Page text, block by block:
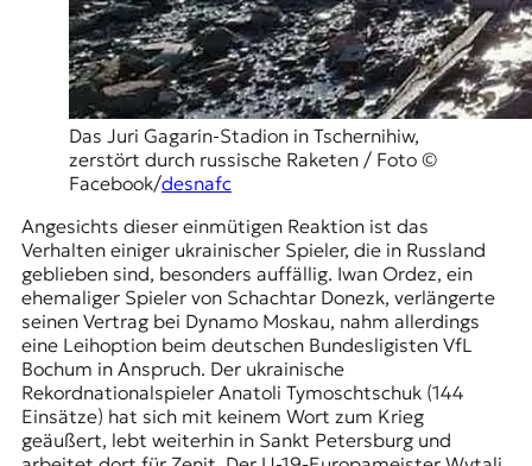
Das Juri Gagarin-Stadion in Tschernihiw,
zerstört durch russische Raketen / Foto ©
Facebook/desnafc
Angesichts dieser einmütigen Reaktion ist das
Verhalten einiger ukrainischer Spieler, die in Russland
geblieben sind, besonders auffällig. Iwan Ordez, ein
ehemaliger Spieler von Schachtar Donezk, verlängerte
seinen Vertrag bei Dynamo Moskau, nahm allerdings
eine Leihoption beim deutschen Bundesligisten VfL
Bochum in Anspruch. Der ukrainische
Rekordnationalspieler Anatoli Tymoschtschuk (144
Einsätze) hat sich mit keinem Wort zum Krieg
geäußert, lebt weiterhin in Sankt Petersburg und